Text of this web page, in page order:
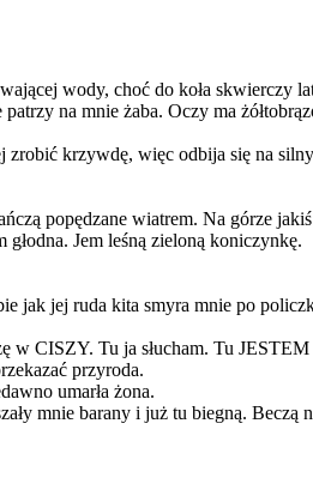
wody, choć do koła skwierczy
na mnie żaba. Oczy ma
krzywdę, więc odbija się na
popędzane wiatrem. Na górze
Jem leśną zieloną koniczynkę.
jak jej ruda kita smyra mnie po
w CISZY. Tu ja słucham. Tu
przyroda.
umarła żona.
mnie barany i już tu biegną. Beczą